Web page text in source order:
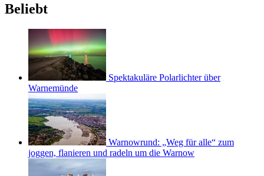
Beliebt
Spektakuläre Polarlichter über
Warnemünde
Warnowrund: „Weg für alle“ zum
joggen, flanieren und radeln um die Warnow